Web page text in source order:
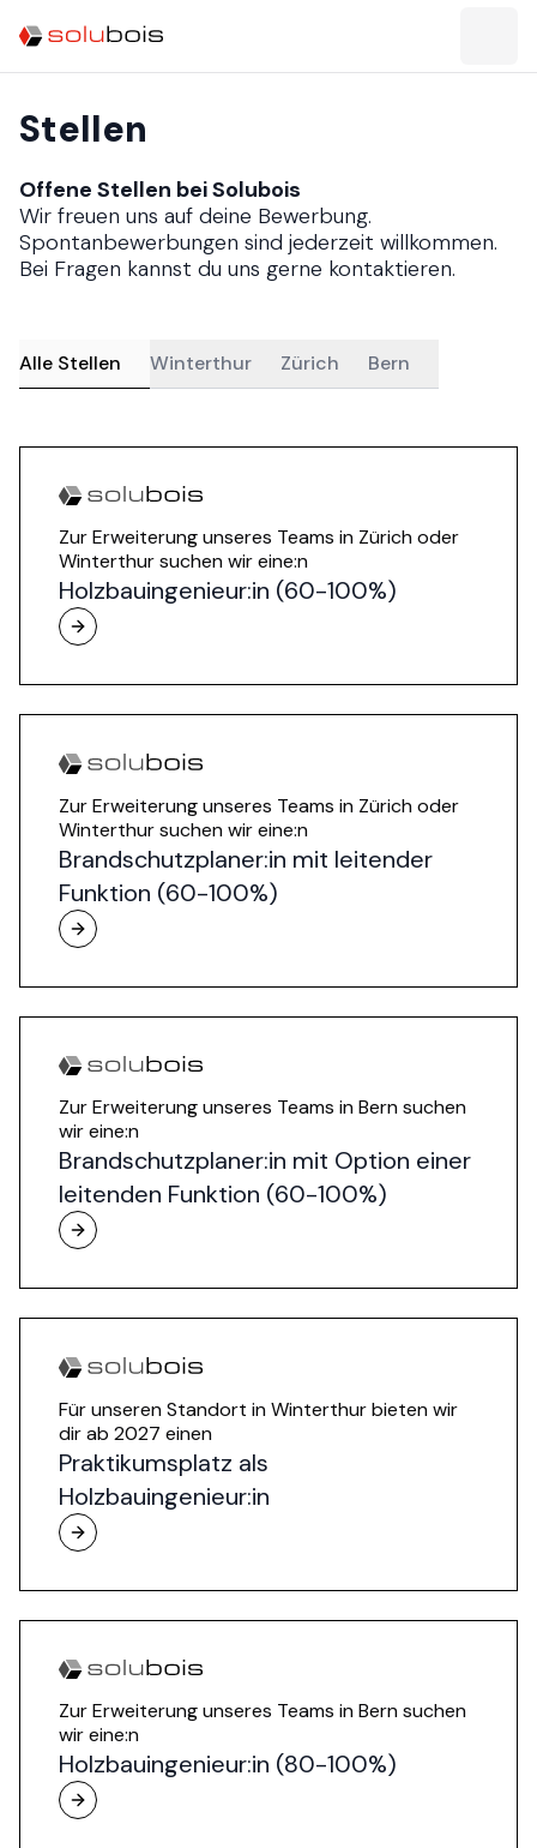
Stellen
Offene Stellen bei Solubois
Wir freuen uns auf deine Bewerbung.
Spontanbewerbungen sind jederzeit willkommen.
Bei Fragen kannst du uns gerne kontaktieren.
Alle Stellen Winterthur Zürich Bern
Zur Erweiterung unseres Teams in Zürich oder
Winterthur suchen wir eine:n
Holzbauingenieur:in (60-100%)
Zur Erweiterung unseres Teams in Zürich oder
Winterthur suchen wir eine:n
Brandschutzplaner:in mit leitender
Funktion (60-100%)
Zur Erweiterung unseres Teams in Bern suchen
wir eine:n
Brandschutzplaner:in mit Option einer
leitenden Funktion (60-100%)
Für unseren Standort in Winterthur bieten wir
dir ab 2027 einen
Praktikumsplatz als
Holzbauingenieur:in
Zur Erweiterung unseres Teams in Bern suchen
wir eine:n
Holzbauingenieur:in (80-100%)